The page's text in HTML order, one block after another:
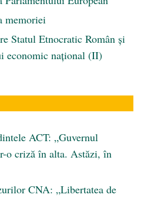
memoriei
Statul Etnocratic Român şi
economic naţional (II)
ACT: „Guvernul
o criză în alta. Astăzi, în
CNA: „Libertatea de